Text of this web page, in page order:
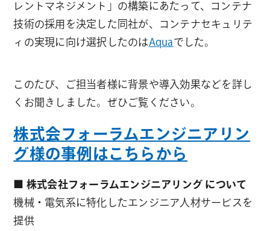
レントマネジメント」の構築にあたって、コンテナ
技術の採用を決定した同社が、コンテナセキュリテ
ィの実現に向け選択したのはAquaでした。
このたび、ご担当者様に背景や導入効果などを詳し
くお聞きしました。ぜひご覧ください。
株式会フォーラムエンジニアリン
グ様の事例はこちらから
■ 株式会社フォーラムエンジニアリング について
機械・電気系に特化したエンジニア人材サービスを
提供